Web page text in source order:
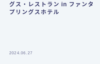
グス・レストラン in ファンタ
プリングスホテル
2024.06.27